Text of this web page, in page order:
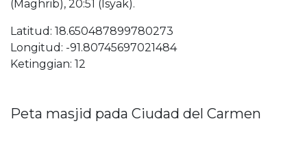
(Maghrib), 20:51 (Isyak).
Latitud: 18.650487899780273
Longitud: -91.80745697021484
Ketinggian: 12
Peta masjid pada Ciudad del Carmen